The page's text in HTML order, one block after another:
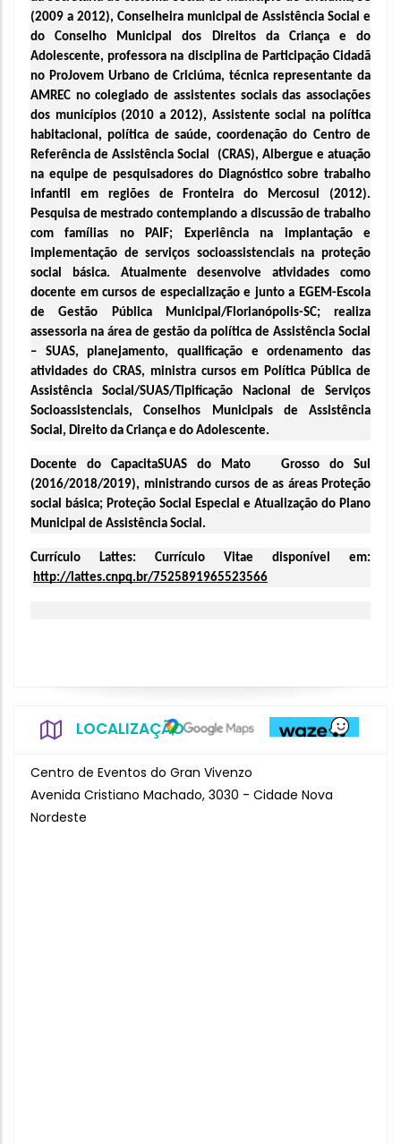
(2009 a 2012), Conselheira municipal de Assistência Social e
do Conselho Municipal dos Direitos da Criança e do
Adolescente, professora na disciplina de Participação Cidadã
no ProJovem Urbano de Criciúma, técnica representante da
AMREC no colegiado de assistentes sociais das associações
dos municípios (2010 a 2012), Assistente social na política
habitacional, política de saúde, coordenação do Centro de
Referência de Assistência Social  (CRAS), Albergue e atuação
na equipe de pesquisadores do Diagnóstico sobre trabalho
infantil em regiões de Fronteira do Mercosul (2012).
Pesquisa de mestrado contemplando a discussão de trabalho
com famílias no PAIF; Experiência na implantação e
implementação de serviços socioassistenciais na proteção
social básica. Atualmente desenvolve atividades como
docente em cursos de especialização e junto a EGEM-Escola
de Gestão Pública Municipal/Florianópolis-SC; realiza
assessoria na área de gestão da política de Assistência Social
– SUAS, planejamento, qualificação e ordenamento das
atividades do CRAS, ministra cursos em Política Pública de
Assistência Social/SUAS/Tipificação Nacional de Serviços
Socioassistenciais, Conselhos Municipais de Assistência
Social, Direito da Criança e do Adolescente.
Docente do CapacitaSUAS do Mato   Grosso do Sul
(2016/2018/2019), ministrando cursos de as áreas Proteção
social básica; Proteção Social Especial e Atualização do Plano
Municipal de Assistência Social.
Currículo Lattes: Currículo Vitae disponível em:
http://lattes.cnpq.br/7525891965523566
LOCALIZAÇÃO
Centro de Eventos do Gran Vivenzo
Avenida Cristiano Machado, 3030 - Cidade Nova
Nordeste